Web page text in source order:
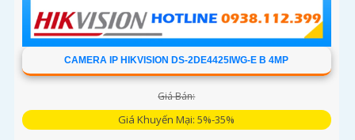
CAMERA IP HIKVISION DS-2DE4425IWG-E B 4MP
Giá Bán:
Giá Khuyến Mại: 5%-35%